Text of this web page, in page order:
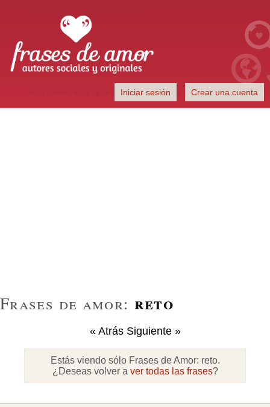
Autores sociales y originales
Iniciar sesión Crear una cuenta
Frases de amor: reto
« Atrás Siguiente »
Estás viendo sólo Frases de Amor: reto.
¿Deseas volver a ver todas las frases?